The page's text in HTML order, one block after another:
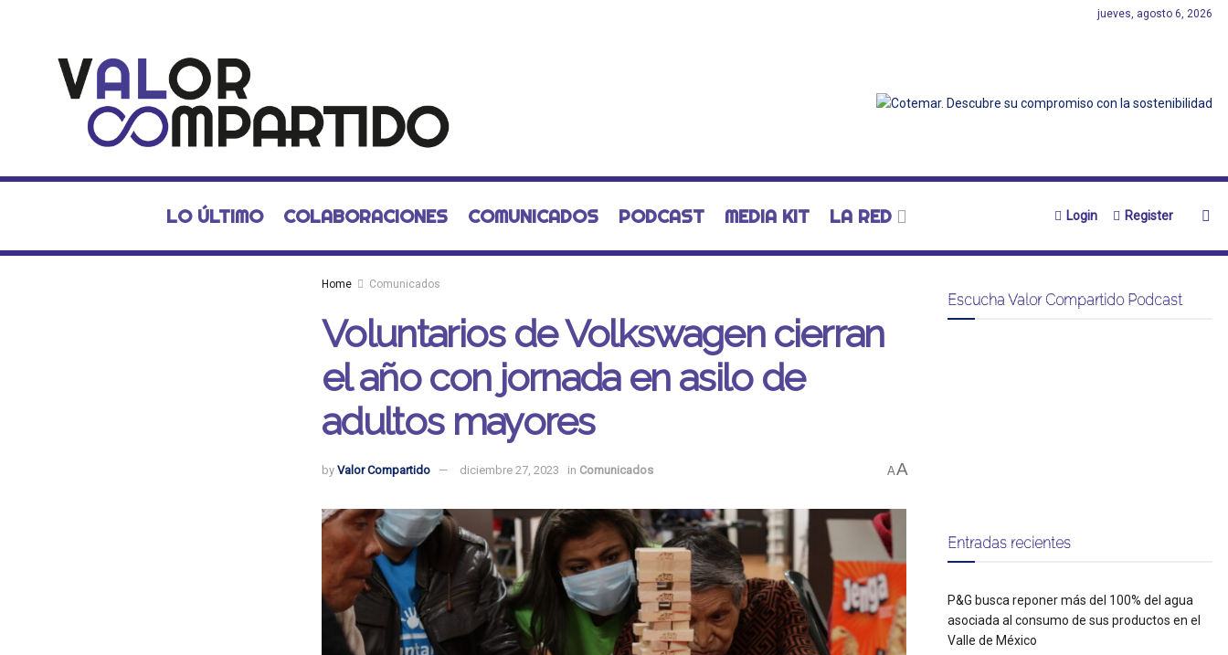
jueves, agosto 6, 2026
LO ÚLTIMO COLABORACIONES COMUNICADOS PODCAST MEDIA KIT LA RED Login Register
Home Comunicados
Voluntarios de Volkswagen cierran
el año con jornada en asilo de
adultos mayores
by Valor Compartido diciembre 27, 2023 in Comunicados AA
Escucha Valor Compartido Podcast
Entradas recientes
P&G busca reponer más del 100% del agua
asociada al consumo de sus productos en el
Valle de México